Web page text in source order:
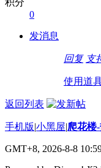
0
发消息
回复 支
使用道
返回列表
手机版|小黑屋|爬花楼
GMT+8, 2026-8-8